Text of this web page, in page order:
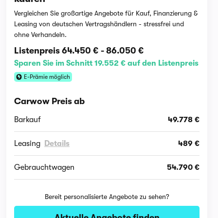
Vergleichen Sie großartige Angebote für Kauf, Finanzierung &
Leasing von deutschen Vertragshändlern - stressfrei und
ohne Verhandeln.
Listenpreis64.450 € -86.050 €
Sparen Sie im Schnitt 19.552 € auf den Listenpreis
E-Prämie möglich
Carwow Preis ab
Barkauf 49.778 €
Leasing Details 489 €
Gebrauchtwagen 54.790 €
Bereit personalisierte Angebote zu sehen?